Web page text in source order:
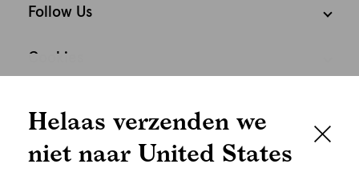
graag persoonlijk
Follow Us
Cookies
Helaas verzenden we
niet naar United States